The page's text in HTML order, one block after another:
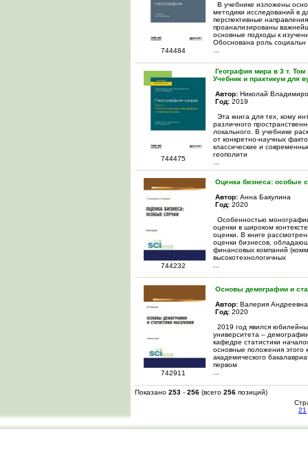
744484
В учебнике изложены
методики исследований в
перспективные
проанализированы
основные подходы к
Обоснована роль социальн
744475
География мира в 3 т. Том
Учебник и практикум для
Автор: Николай
Год: 2019
Эта книга для тех, кому
различного
локального. В учебнике
от конкретно-научных
классические и
геополити
744232
Оценка бизнеса: особые
Автор: Анна Бакулина
Год: 2020
Особенностью
оценки в широком
оценки. В книге
оценки бизнесов,
финансовых компаний
высокотехнологичных
742911
Основы демографии и
Автор: Валерия
Год: 2020
2019 год явился
университета –
кафедре статистики
основные положения этого
академического
первом
Показано 253 - 256 (всего 256 позиций)
21